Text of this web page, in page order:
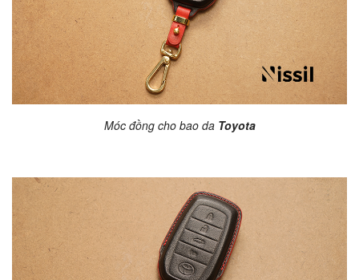
Móc đồng cho bao da Toyota